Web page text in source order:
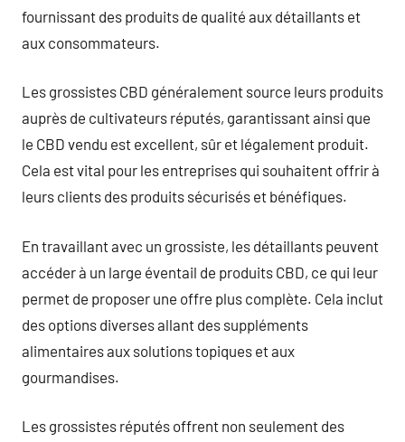
fournissant des produits de qualité aux détaillants et
aux consommateurs.
Les grossistes CBD généralement source leurs produits
auprès de cultivateurs réputés, garantissant ainsi que
le CBD vendu est excellent, sûr et légalement produit.
Cela est vital pour les entreprises qui souhaitent offrir à
leurs clients des produits sécurisés et bénéfiques.
En travaillant avec un grossiste, les détaillants peuvent
accéder à un large éventail de produits CBD, ce qui leur
permet de proposer une offre plus complète. Cela inclut
des options diverses allant des suppléments
alimentaires aux solutions topiques et aux
gourmandises.
Les grossistes réputés offrent non seulement des